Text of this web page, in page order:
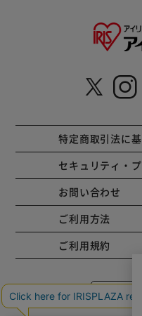
特定商取引法に
セキュリティ・
お問い合わせ
ご利用方法
ご利用規約
コー